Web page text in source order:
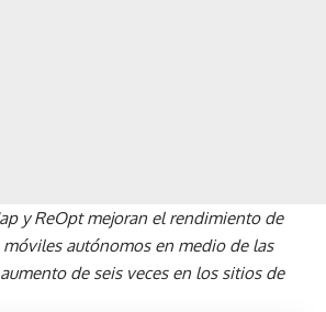
y ReOpt mejoran el rendimiento de
autónomos en medio de las
de seis veces en los sitios de